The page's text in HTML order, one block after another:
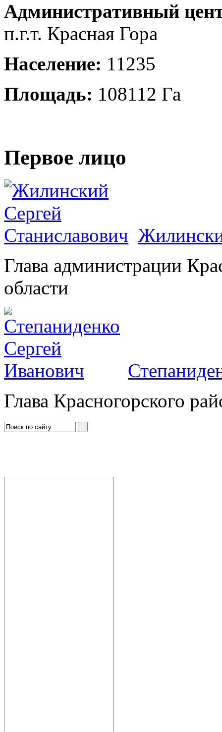
Административный
п.г.т. Красная Гора
Население: 11235
Площадь: 108112 Га
Первое лицо
Глава администрации
области
Глава Красногорского